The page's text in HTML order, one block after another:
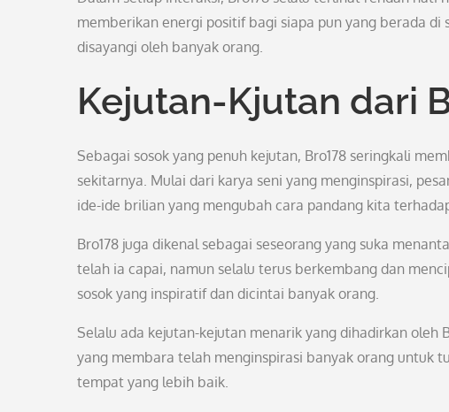
memberikan energi positif bagi siapa pun yang berada
disayangi oleh banyak orang.
Kejutan-Kjutan dari
Sebagai sosok yang penuh kejutan, Bro178 seringkali
sekitarnya. Mulai dari karya seni yang menginspirasi,
ide-ide brilian yang mengubah cara pandang kita
Bro178 juga dikenal sebagai seseorang yang suka
telah ia capai, namun selalu terus berkembang dan
sosok yang inspiratif dan dicintai banyak orang.
Selalu ada kejutan-kejutan menarik yang dihadirkan oleh
yang membara telah menginspirasi banyak orang untuk
tempat yang lebih baik.